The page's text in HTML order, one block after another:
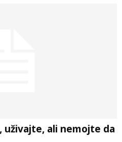
uživajte, ali nemojte da